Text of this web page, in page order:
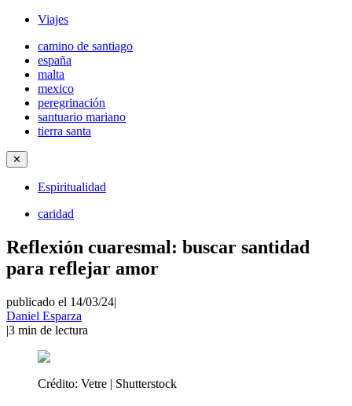
Viajes
camino de santiago
españa
malta
mexico
peregrinación
santuario mariano
tierra santa
✕
Espiritualidad
caridad
Reflexión cuaresmal: buscar santidad
para reflejar amor
publicado el 14/03/24|
Daniel Esparza
|3 min de lectura
Crédito: Vetre | Shutterstock